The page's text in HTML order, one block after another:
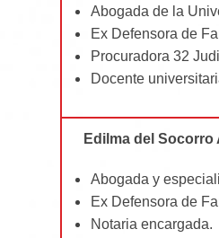
Abogada de la
Ex Defensora de
Procuradora 32
Docente
Edilma del Socorro
Abogada y
Ex Defensora de
Notaria encargada.